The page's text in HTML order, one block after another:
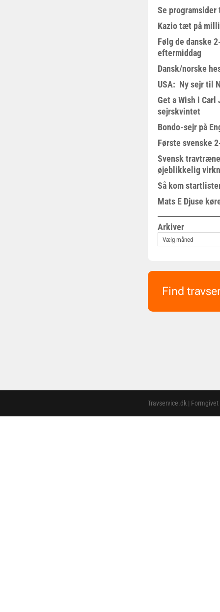
Se
Kazio tæt på
Følg de danske
eftermiddag
Dansk/norske
USA: Ny sejr til
Get a Wish i Carl
sejrskvintet
Bondo-sejr på
Første svenske
Svensk
øjeblikkelig
Så kom
Mats E Djuse
Arkiver
Find
Travservice.dk |